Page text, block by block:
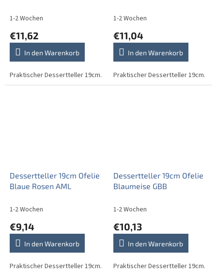
1-2 Wochen
€11,62
In den Warenkorb
Praktischer Dessertteller 19cm.
1-2 Wochen
€11,04
In den Warenkorb
Praktischer Dessertteller 19cm.
Dessertteller 19cm Ofelie
Blaue Rosen AML
1-2 Wochen
€9,14
In den Warenkorb
Praktischer Dessertteller 19cm.
Dessertteller 19cm Ofelie
Blaumeise GBB
1-2 Wochen
€10,13
In den Warenkorb
Praktischer Dessertteller 19cm.